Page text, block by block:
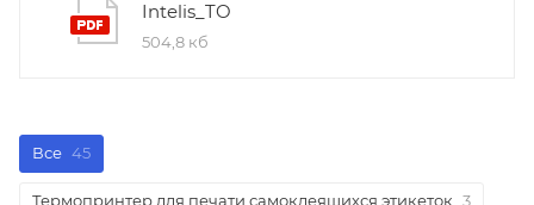
Intelis_TO
504,8 кб
Все 45
Термопринтер для печати самоклеящихся этикеток 3